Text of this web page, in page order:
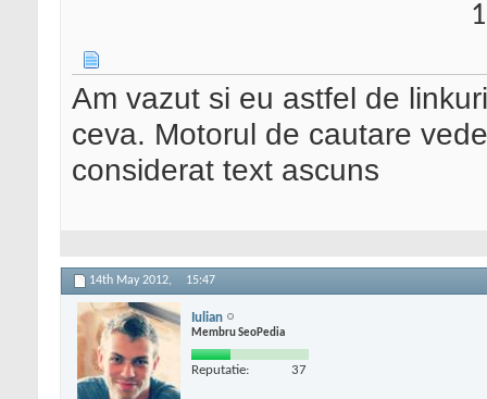
Am vazut si eu astfel de
ceva. Motorul de cautare
considerat text ascuns
14th May 2012, 15:47
Iulian
Membru SeoPedia
Reputatie: 37